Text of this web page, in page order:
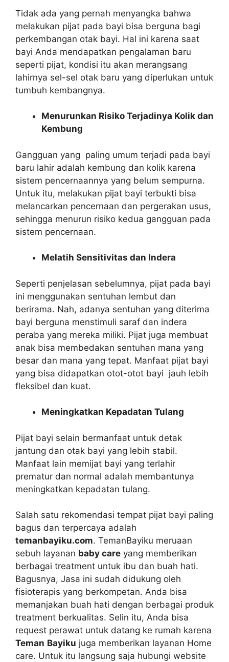
Tidak ada yang pernah menyangka bahwa
melakukan pijat pada bayi bisa berguna bagi
perkembangan otak bayi. Hal ini karena saat
bayi Anda mendapatkan pengalaman baru
seperti pijat, kondisi itu akan merangsang
lahirnya sel-sel otak baru yang diperlukan untuk
tumbuh kembangnya.
Menurunkan Risiko Terjadinya Kolik dan
Kembung
Gangguan yang paling umum terjadi pada bayi
baru lahir adalah kembung dan kolik karena
sistem pencernaannya yang belum sempurna.
Untuk itu, melakukan pijat bayi terbukti bisa
melancarkan pencernaan dan pergerakan usus,
sehingga menurun risiko kedua gangguan pada
sistem pencernaan.
Melatih Sensitivitas dan Indera
Seperti penjelasan sebelumnya, pijat pada bayi
ini menggunakan sentuhan lembut dan
berirama. Nah, adanya sentuhan yang diterima
bayi berguna menstimuli saraf dan indera
peraba yang mereka miliki. Pijat juga membuat
anak bisa membedakan sentuhan mana yang
besar dan mana yang tepat. Manfaat pijat bayi
yang bisa didapatkan otot-otot bayi jauh lebih
fleksibel dan kuat.
Meningkatkan Kepadatan Tulang
Pijat bayi selain bermanfaat untuk detak
jantung dan otak bayi yang lebih stabil.
Manfaat lain memijat bayi yang terlahir
prematur dan normal adalah membantunya
meningkatkan kepadatan tulang.
Salah satu rekomendasi tempat pijat bayi paling
bagus dan terpercaya adalah
temanbayiku.com. TemanBayiku meruaan
sebuh layanan baby care yang memberikan
berbagai treatment untuk ibu dan buah hati.
Bagusnya, Jasa ini sudah didukung oleh
fisioterapis yang berkompetan. Anda bisa
memanjakan buah hati dengan berbagai produk
treatment berkualitas. Selin itu, Anda bisa
request perawat untuk datang ke rumah karena
Teman Bayiku juga memberikan layanan Home
care. Untuk itu langsung saja hubungi website